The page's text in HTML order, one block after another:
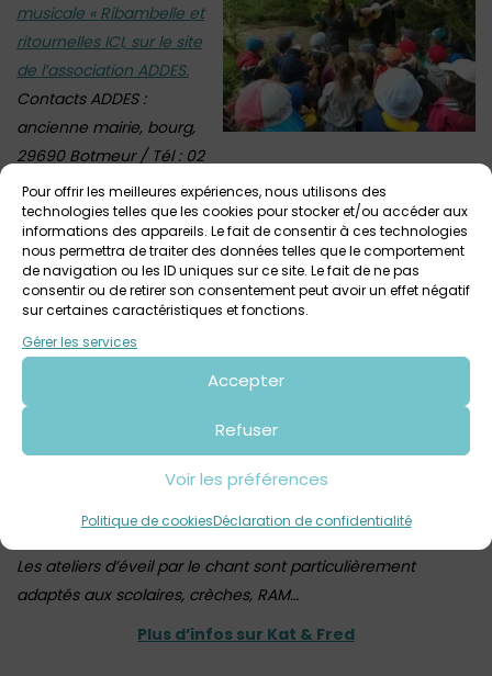
Pour offrir les meilleures expériences, nous utilisons des
technologies telles que les cookies pour stocker et/ou accéder aux
informations des appareils. Le fait de consentir à ces technologies
nous permettra de traiter des données telles que le comportement
de navigation ou les ID uniques sur ce site. Le fait de ne pas
consentir ou de retirer son consentement peut avoir un effet négatif
sur certaines caractéristiques et fonctions.
Gérer les services
Accepter
Refuser
Voir les préférences
Politique de cookiesDéclaration de confidentialité
musicale « Ribambelle et
ritournelles ICI, sur le site
de l’association ADDES.
Contacts ADDES :
ancienne mairie, bourg,
29690 Botmeur / Tél : 02
98 99 66 58 / Mail : addesbotmeur@orange.fr
• Ateliers d’éveil par le chant :
-Des ateliers multilingues d’éveil par le chant : en français,
anglais, breton !
-Des interventions sur différents thèmes : le corps, les
oiseaux, les animaux, l’eau, les berceuses d’ici et d’ailleurs !
Ces ateliers durent de 30 à 45 minutes. Ils favorisent et
encouragent l’exercice du chant avec les enfants afin que
ce mode d’expression fasse partie de leur quotidien. C’est
un moment de partage convivial et stimulant, créatif et
récréatif, autour du chant, qui permet aux enfants et aux
adultes de se détendre, de chanter et de bouger… et de
Les ateliers d’éveil par le chant sont particulièrement
adaptés aux scolaires, crèches, RAM…
Plus d’infos sur Kat & Fred